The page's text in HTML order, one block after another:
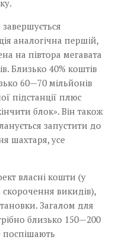
аналогічна першій,
на півтора мегавата
Близько 40% коштів
60—70 мільйонів
підстанції плюс
блок». Він також
запустити до
шахтаря, усе
власні кошти (у
викидів),
Загалом для
близько 150—200
поспішають